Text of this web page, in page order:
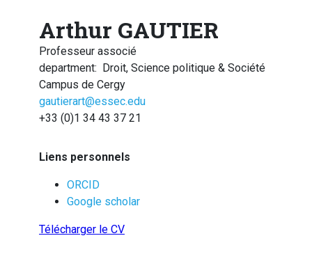
Arthur GAUTIER
Professeur associé
department:
Droit, Science politique & Société
Campus de Cergy
gautierart@essec.edu
+33 (0)1 34 43 37 21
Liens personnels
ORCID
Google scholar
Télécharger le CV